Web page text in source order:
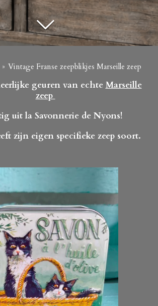
» Vintage Franse zeepblikjes Marseille zeep
geuren van echte Marseille
zeep
uit la Savonnerie de Nyons!
zijn eigen specifieke zeep soort.